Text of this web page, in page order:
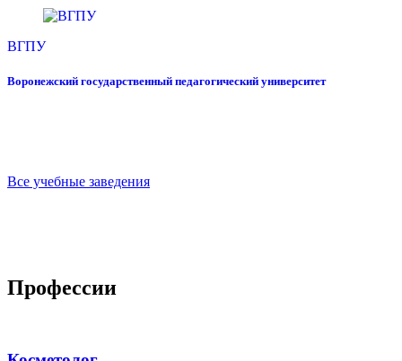
ВГПУ
Воронежский государственный педагогический университет
Все учебные заведения
Профессии